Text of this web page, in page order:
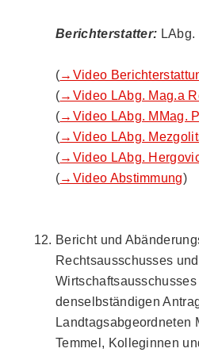
Berichterstatter:
(→Video
(→Video LAbg. Mag.a
(→Video LAbg. MMag.
(→Video LAbg.
(→Video LAbg.
(→Video Abstimmung)
Bericht und
Rechtsausschusses
Wirtschaftsausschusses
denselbständigen
Landtagsabgeordneten
Temmel, Kolleginnen